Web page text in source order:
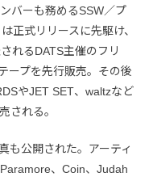
バーも務めるSSW／プ
正式リリースに先駆け、
れるDATS主催のフリ
ープを先行販売。その後
やJET SET、waltzなど
される。
も公開された。アーティ
、Coin、Judah